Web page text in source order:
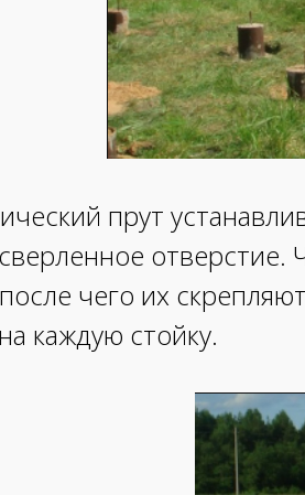
прут
чего их
каждую стойку.